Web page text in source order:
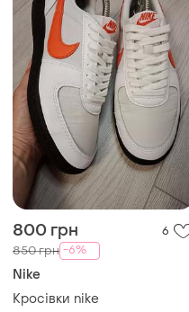
800 грн 6
850 грн -6%
Nike
Кросівки nike